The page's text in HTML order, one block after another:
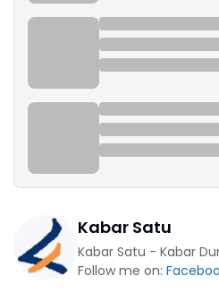
Kabar Satu
Kabar Satu - Kabar
Follow me on: